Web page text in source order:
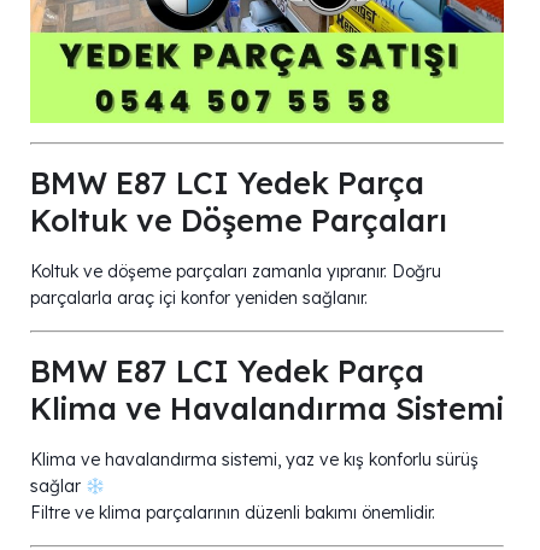
BMW E87 LCI Yedek Parça
Koltuk ve Döşeme Parçaları
Koltuk ve döşeme parçaları zamanla yıpranır. Doğru
parçalarla araç içi konfor yeniden sağlanır.
BMW E87 LCI Yedek Parça
Klima ve Havalandırma Sistemi
Klima ve havalandırma sistemi, yaz ve kış konforlu sürüş
sağlar
Filtre ve klima parçalarının düzenli bakımı önemlidir.